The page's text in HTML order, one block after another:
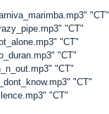
"CT"
"CT"
"CT"
"CT"
"CT"
"CT"
"CT"